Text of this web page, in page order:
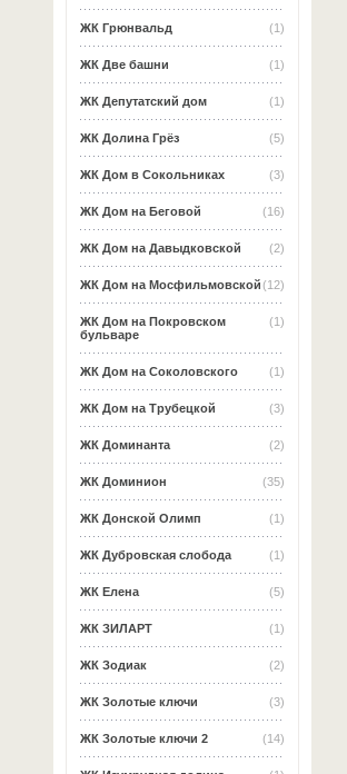
(1)
ЖК Грюнвальд
(1)
ЖК Две башни
(1)
ЖК Депутатский дом
(5)
ЖК Долина Грёз
(3)
ЖК Дом в Сокольниках
(16)
ЖК Дом на Беговой
(2)
ЖК Дом на Давыдковской
(12)
ЖК Дом на Мосфильмовской
(1)
ЖК Дом на Покровском
бульваре
(1)
ЖК Дом на Соколовского
(3)
ЖК Дом на Трубецкой
(2)
ЖК Доминанта
(35)
ЖК Доминион
(1)
ЖК Донской Олимп
(1)
ЖК Дубровская слобода
(5)
ЖК Елена
(1)
ЖК ЗИЛАРТ
(2)
ЖК Зодиак
(3)
ЖК Золотые ключи
(14)
ЖК Золотые ключи 2